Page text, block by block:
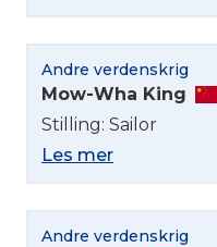
Andre verdenskrig
Mow-Wha King
Stilling: Sailor
Les mer
Andre verdenskrig
English
Norsk bokmål